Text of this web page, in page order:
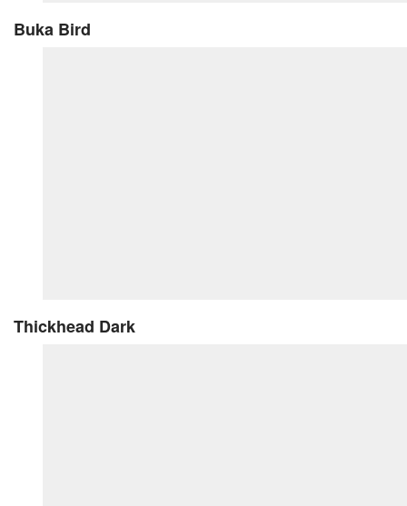
Buka Bird
Thickhead Dark